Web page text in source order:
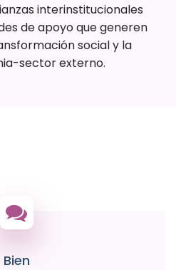
interinstitucionales
de apoyo que generen
social y la
sector externo.
Bien